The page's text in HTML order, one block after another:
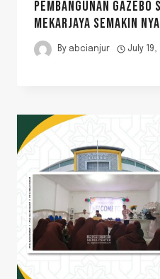
PEMBANGUNAN GAZEBO
MEKARJAYA SEMAKIN
By abcianjur July 19,